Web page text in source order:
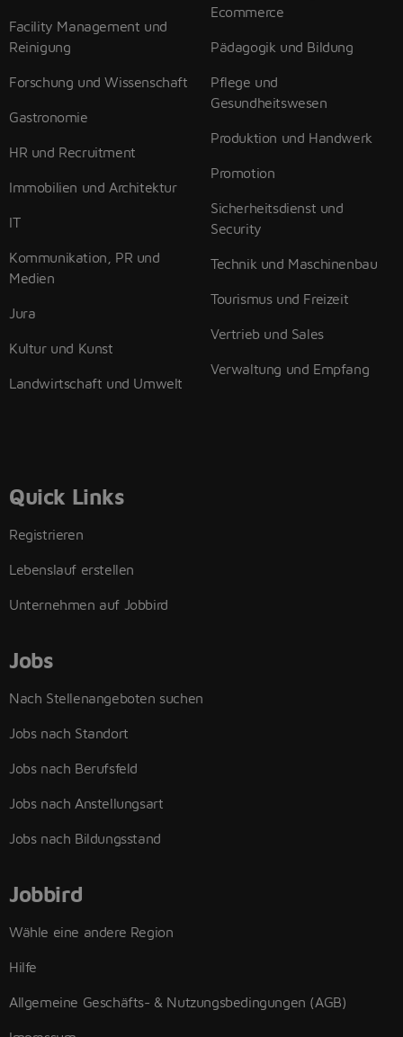
Facility Management und
Reinigung
Forschung und Wissenschaft
Gastronomie
HR und Recruitment
Immobilien und Architektur
IT
Kommunikation, PR und
Medien
Jura
Kultur und Kunst
Landwirtschaft und Umwelt
Ecommerce
Pädagogik und Bildung
Pflege und
Gesundheitswesen
Produktion und Handwerk
Promotion
Sicherheitsdienst und
Security
Technik und Maschinenbau
Tourismus und Freizeit
Vertrieb und Sales
Verwaltung und Empfang
Quick Links
Registrieren
Lebenslauf erstellen
Unternehmen auf Jobbird
Jobs
Nach Stellenangeboten suchen
Jobs nach Standort
Jobs nach Berufsfeld
Jobs nach Anstellungsart
Jobs nach Bildungsstand
Jobbird
Wähle eine andere Region
Hilfe
Allgemeine Geschäfts- & Nutzungsbedingungen (AGB)